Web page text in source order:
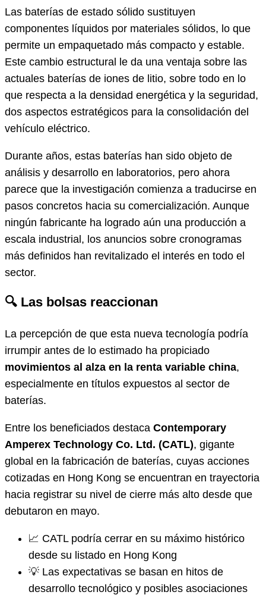
Las baterías de estado sólido sustituyen
componentes líquidos por materiales sólidos, lo que
permite un empaquetado más compacto y estable.
Este cambio estructural le da una ventaja sobre las
actuales baterías de iones de litio, sobre todo en lo
que respecta a la densidad energética y la seguridad,
dos aspectos estratégicos para la consolidación del
vehículo eléctrico.
Durante años, estas baterías han sido objeto de
análisis y desarrollo en laboratorios, pero ahora
parece que la investigación comienza a traducirse en
pasos concretos hacia su comercialización. Aunque
ningún fabricante ha logrado aún una producción a
escala industrial, los anuncios sobre cronogramas
más definidos han revitalizado el interés en todo el
sector.
🔍 Las bolsas reaccionan
La percepción de que esta nueva tecnología podría
irrumpir antes de lo estimado ha propiciado
movimientos al alza en la renta variable china,
especialmente en títulos expuestos al sector de
baterías.
Entre los beneficiados destaca Contemporary
Amperex Technology Co. Ltd. (CATL), gigante
global en la fabricación de baterías, cuyas acciones
cotizadas en Hong Kong se encuentran en trayectoria
hacia registrar su nivel de cierre más alto desde que
debutaron en mayo.
📈 CATL podría cerrar en su máximo histórico
desde su listado en Hong Kong
💡 Las expectativas se basan en hitos de
desarrollo tecnológico y posibles asociaciones